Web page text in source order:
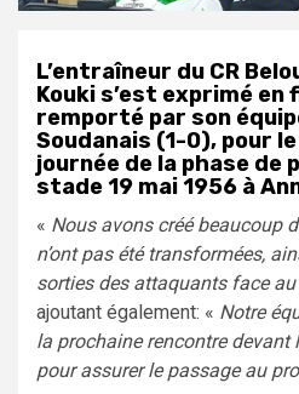
L’entraîneur du CR
Kouki s’est exprimé en
remporté par son
Soudanais (1-0), pour
journée de la phase de
stade 19 mai 1956 à
« Nous avons créé beaucoup
n’ont pas été transformées,
sorties des attaquants face au
ajoutant également: « Notre
la prochaine rencontre devant
pour assurer le passage au